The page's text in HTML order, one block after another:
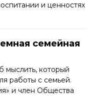
и ценностях
семейная
мыслить, который
работы с семьей.
и член Общества